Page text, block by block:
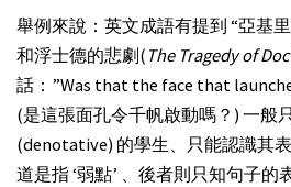
舉例來說：英文成語有提到 “亞基
和浮士德的悲劇( The Tragedy of
話：”Was that the face that
(是這張面孔令千帆啟動嗎？) 一般
(denotative) 的學生、只能認識其
道是指 ‘弱點’ 、後者則只知句子